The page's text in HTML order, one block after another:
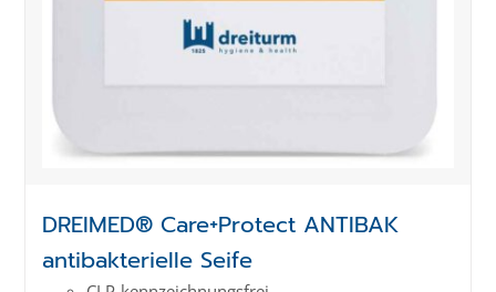
DREIMED® Care+Protect ANTIBAK
antibakterielle Seife